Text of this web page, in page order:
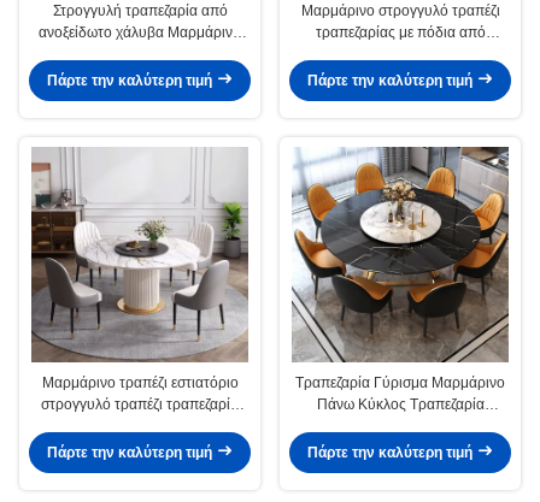
Στρογγυλή τραπεζαρία από
ανοξείδωτο χάλυβα Μαρμάρινα
Πάρτε την καλύτερη τιμή
Μαρμάρινο στρογγυλό τραπέζι
τραπεζαρίας με πόδια από
Πάρτε την καλύτερη τιμή
Μαρμάρινο τραπέζι εστιατόριο
στρογγυλό τραπέζι τραπεζαρία
Πάρτε την καλύτερη τιμή
Τραπεζαρία Γύρισμα Μαρμάρινο
Πάνω Κύκλος Τραπεζαρία
Πάρτε την καλύτερη τιμή